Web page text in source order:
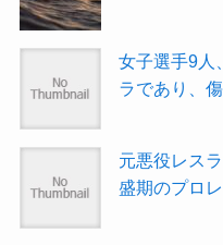
女子選手9人
ラであり、
元悪役レス
盛期のプロ